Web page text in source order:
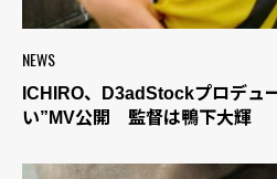
NEWS
ICHIRO、D3adStockプロデュ
い”MV公開 監督は鴨下大輝